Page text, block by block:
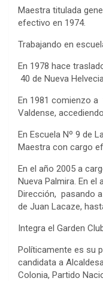
Maestra titulada
efectivo en 1974.
Trabajando en
En 1978 hace
40 de Nueva
En 1981 comienzo a
Valdense,
En Escuela Nº 9 de
Maestra con cargo
En el año 2005 a
Nueva Palmira. En el
Dirección, pasando
de Juan Lacaze,
Integra el Garden
Políticamente es su
candidata a
Colonia, Partido